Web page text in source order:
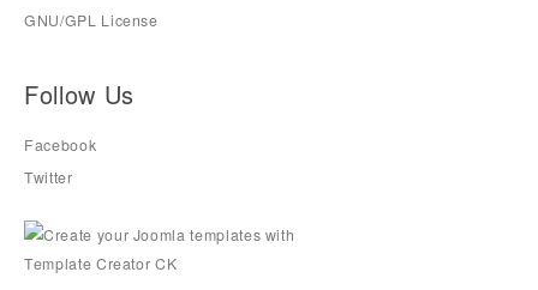
GNU/GPL License
Follow Us
Facebook
Twitter